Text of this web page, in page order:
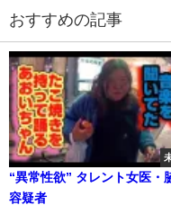
おすすめの記事
“異常性欲” タレント女医・脇坂
容疑者